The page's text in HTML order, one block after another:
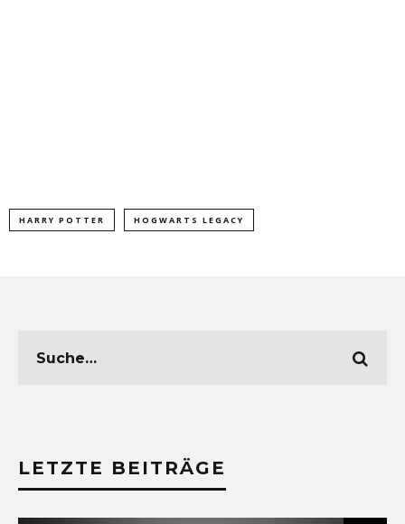
HARRY POTTER HOGWARTS LEGACY
LETZTE BEITRÄGE